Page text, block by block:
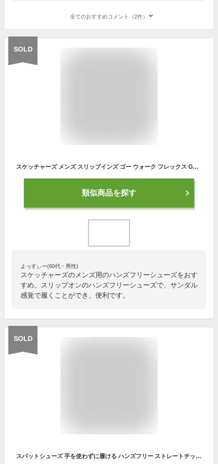
全てのおすすめコメント（2件）
SOLD
スケッチャーズ メンズ スリップインズ ゴー ウォーク フレックス GO WALK FLEX-NO HANDS スニーカー シューズ スリッポン スリップオン ハンズフリー 送料無料 SKECHERS 216491
類似商品を探す
よっすぃー(60代・男性)
スケッチャーズのメンズ用のハンズフリーシューズをおす
すめ。スリップオンのハンズフリーシューズで、サンダル
感覚で履くことができ、便利です。
SOLD
スパットシューズ 手を使わずに履ける ハンズフリー ストレートチップ ビジネスシューズ 革靴 通勤 仕事 メンズ靴 靴 シューズ セダークレスト CEDAR CREST CC-31120 ブラック